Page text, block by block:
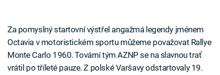
Za pomyslný startovní výstřel angažmá legendy jménem
Octavia v motoristickém sportu můžeme považovat Rallye
Monte Carlo 1960. Tovární tým AZNP se na slavnou trať
vrátil po tříleté pauze. Z polské Varšavy odstartovaly 19.